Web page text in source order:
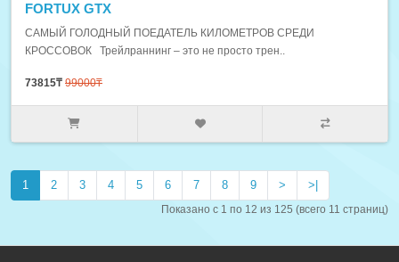
FORTUX GTX
САМЫЙ ГОЛОДНЫЙ ПОЕДАТЕЛЬ КИЛОМЕТРОВ СРЕДИ
КРОССОВОК Трейлраннинг – это не просто трен..
73815₸ 99000₸
1 2 3 4 5 6 7 8 9 > >|
Показано с 1 по 12 из 125 (всего 11 страниц)